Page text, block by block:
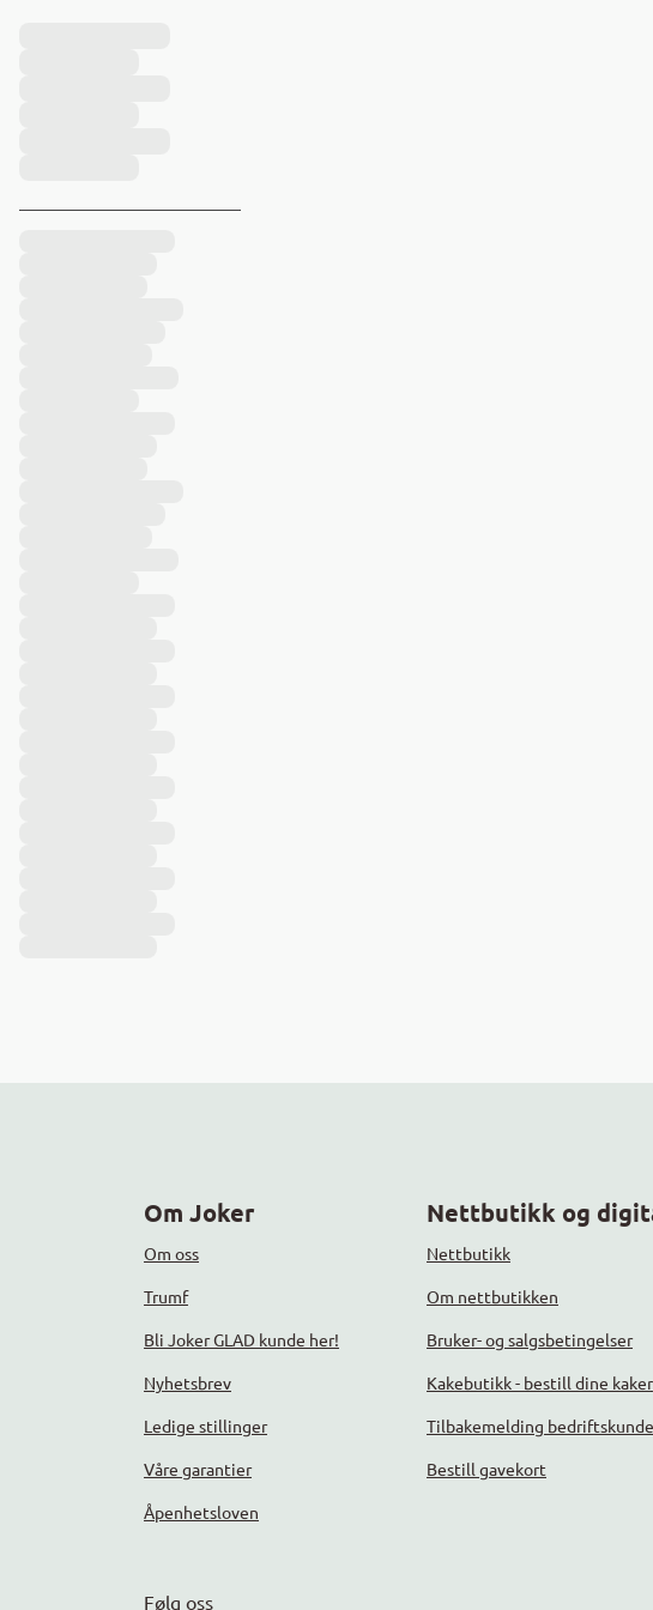
Om Joker
Om oss
Trumf
Bli Joker GLAD kunde her!
Nyhetsbrev
Ledige stillinger
Våre garantier
Åpenhetsloven
Nettbutikk og
Nettbutikk
Om nettbutikken
Bruker- og salgsbetingelser
Kakebutikk - bestill dine kaker
Tilbakemelding
Bestill gavekort
Følg oss